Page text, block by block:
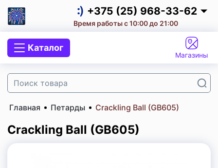
+375 (25) 968-33-62
+375 (25) 968-33-62
+375 (29) 657-10-53
+375 (33) 660-07-57
Время работы с 10:00 до 21:00
Каталог
Магазины
Главная Петарды Crackling Ball (GB605)
Crackling Ball (GB605)
Салюты и фейерверки
Малые салюты
Средние салюты
Большие салюты
Супербольшие Салюты